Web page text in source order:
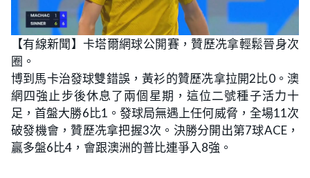
【有線新聞】卡塔爾網球公開賽，贊歷冼拿輕鬆晉身次
圈。
博到馬卡治發球雙錯誤，黃衫的贊歷冼拿拉開2比0。澳
網四強止步後休息了兩個星期，這位二號種子活力十
足，首盤大勝6比1。發球局無遇上任何威脅，全場11次
破發機會，贊歷冼拿把握3次。決勝分開出第7球ACE，
贏多盤6比4，會跟澳洲的普比連爭入8強。